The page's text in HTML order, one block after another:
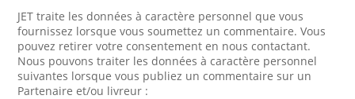
JET traite les données à caractère personnel que vous
fournissez lorsque vous soumettez un commentaire. Vous
pouvez retirer votre consentement en nous contactant.
Nous pouvons traiter les données à caractère personnel
suivantes lorsque vous publiez un commentaire sur un
Partenaire et/ou livreur :